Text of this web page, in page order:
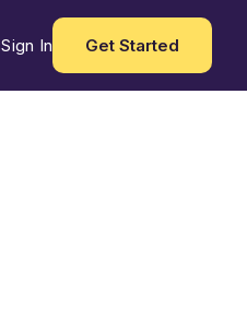
Sign In Get Started